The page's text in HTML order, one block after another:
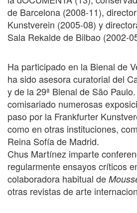
de Barcelona (2008-11),
Kunstverein (2005-08) y
Sala Rekalde de Bilbao (2002-
Ha participado en la Bienal de
ha sido asesora curatorial del
y de la 29ª Bienal de São
comisariado numerosas
paso por la Frankfurter
como en otras instituciones,
Reina Sofía de Madrid.
Chus Martínez imparte
regularmente ensayos críticos
colaboradora habitual de
otras revistas de arte